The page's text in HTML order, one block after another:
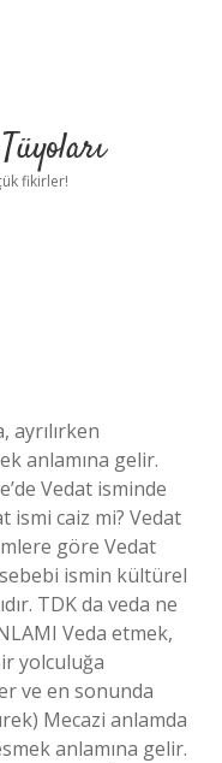
fikirler!
ayrılırken
anlamına gelir.
Vedat isminde
ismi caiz mi? Vedat
göre Vedat
sebebi ismin kültürel
TDK da veda ne
Veda etmek,
yolculuğa
ve en sonunda
Mecazi anlamda
anlamına gelir.